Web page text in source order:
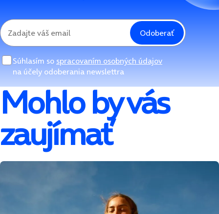
Odoberať
Súhlasím so spracovaním osobných údajov
na účely odoberania newslettra
Mohlo by vás
zaujímať